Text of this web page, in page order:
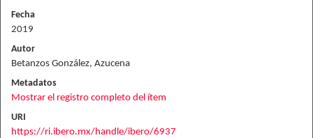
Fecha
2019
Autor
Betanzos González, Azucena
Metadatos
Mostrar el registro completo del ítem
URI
https://ri.ibero.mx/handle/ibero/6937